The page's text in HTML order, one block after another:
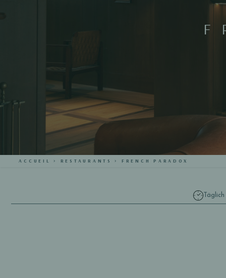
ACCUEIL > RESTAURANTS > FRENCH PARADOX
Täglich